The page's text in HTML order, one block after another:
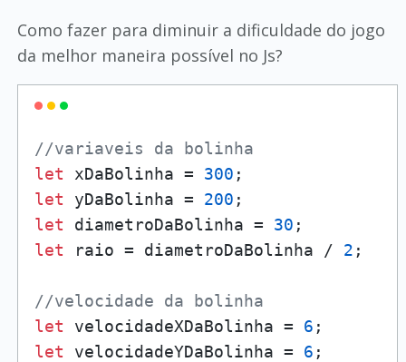
Como fazer para diminuir a dificuldade do jogo
da melhor maneira possível no Js?
//variaveis da bolinha
let xDaBolinha = 300
let yDaBolinha = 200
let diametroDaBolinha = 30
let raio = diametroDaBolinha / 2 ;
//velocidade da bolinha
let velocidadeXDaBolinha = 6
let velocidadeYDaBolinha = 6 ;